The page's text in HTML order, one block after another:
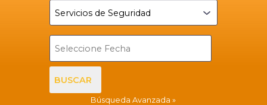
BUSCAR
Búsqueda Avanzada